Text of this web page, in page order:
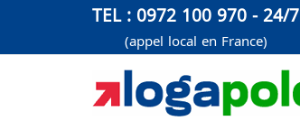
contenu
TEL : 0972 100 970 - 24/7
(appel local en France)